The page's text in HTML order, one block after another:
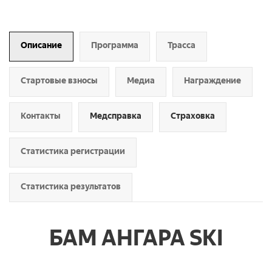
Описание Программа Трасса
Стартовые взносы Медиа Награждение
Контакты Медсправка Страховка
Статистика регистрации
Статистика результатов
БАМ АНГАРА SKI